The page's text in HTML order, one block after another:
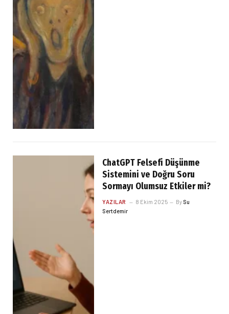
ChatGPT Felsefi Düşünme
Sistemini ve Doğru Soru
Sormayı Olumsuz Etkiler mi?
YAZILAR 8 Ekim 2025 By Su
Sertdemir